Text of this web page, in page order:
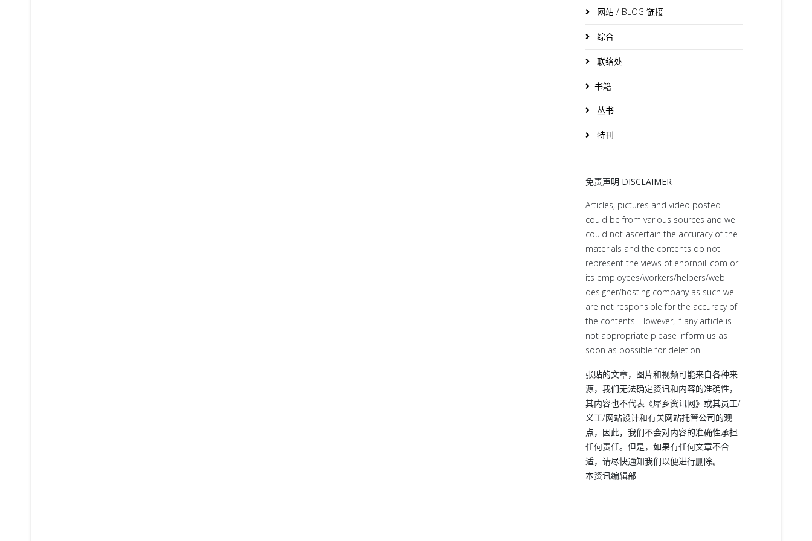
网站 / BLOG 链接
综合
联络处
书籍
丛书
特刊
免责声明 DISCLAIMER
Articles, pictures and video posted
could be from various sources and we
could not ascertain the accuracy of the
materials and the contents do not
represent the views of ehornbill.com or
its employees/workers/helpers/web
designer/hosting company as such we
are not responsible for the accuracy of
the contents. However, if any article is
not appropriate please inform us as
soon as possible for deletion.
张贴的文章，图片和视频可能来自各种来
源，我们无法确定资讯和内容的准确性，
其内容也不代表《犀乡资讯网》或其员工/
义工/网站设计和有关网站托管公司的观
点，因此，我们不会对内容的准确性承担
任何责任。但是，如果有任何文章不合
适，请尽快通知我们以便进行删除。
本资讯编辑部